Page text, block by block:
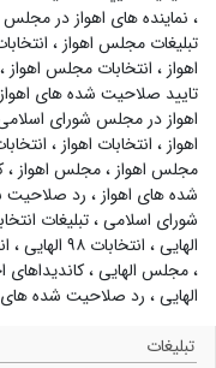
، نماینده های اهواز در
تبلیغات مجلس اهواز ،
اهواز ، انتخابات مجلس اهواز ،
تایید صلاحیت شده های اهواز
اهواز در مجلس شورای
اهواز ، انتخابات اهواز ، انتخابات ۹۸
مجلس اهواز ،مجلس اهواز ،
شده های اهواز ، رد صلاحیت
شورای اسلامی،تبلیغات
الهایی، انتخابات ۹۸ الهایی ،
،مجلس الهایی،کاندیداهای
الهایی، رد صلاحیت شده های
تبلیغات